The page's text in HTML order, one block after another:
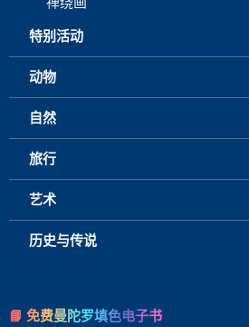
特别活动
动物
自然
旅行
艺术
历史与传说
📘 免费曼陀罗填色电子书